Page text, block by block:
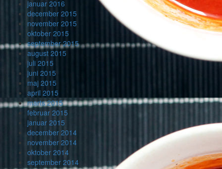
januar 2016
december 2015
november 2015
oktober 2015
september 2015
august 2015
juli 2015
juni 2015
maj 2015
april 2015
marts 2015
februar 2015
januar 2015
december 2014
november 2014
oktober 2014
september 2014